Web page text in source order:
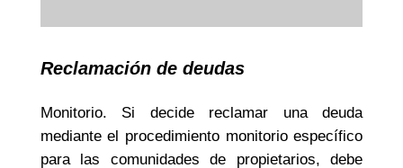
Reclamación de deudas
Monitorio. Si decide reclamar una deuda
mediante el procedimiento monitorio específico
para las comunidades de propietarios, debe